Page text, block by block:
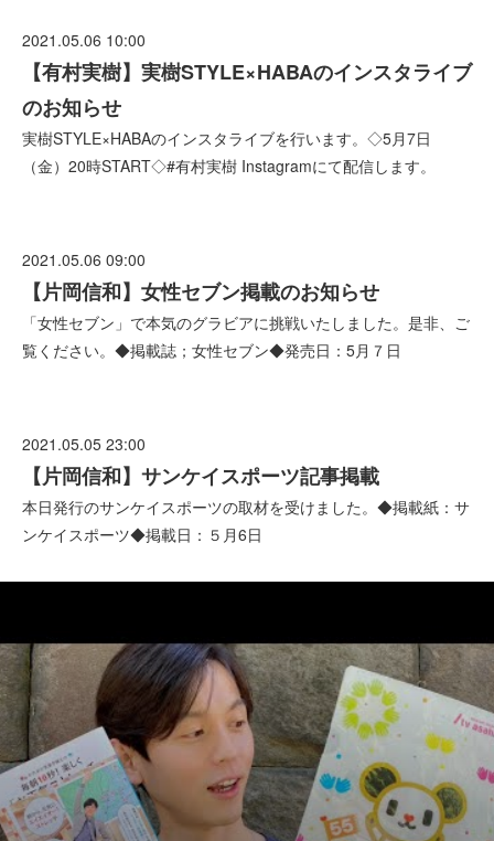
2021.05.06 10:00
【有村実樹】実樹STYLE×HABAのインスタライブ
のお知らせ
実樹STYLE×HABAのインスタライブを行います。◇5月7日
（金）20時START◇#有村実樹 Instagramにて配信します。
2021.05.06 09:00
【片岡信和】女性セブン掲載のお知らせ
「女性セブン」で本気のグラビアに挑戦いたしました。是非、ご
覧ください。◆掲載誌；女性セブン◆発売日：5月７日
2021.05.05 23:00
【片岡信和】サンケイスポーツ記事掲載
本日発行のサンケイスポーツの取材を受けました。◆掲載紙：サ
ンケイスポーツ◆掲載日：５月6日